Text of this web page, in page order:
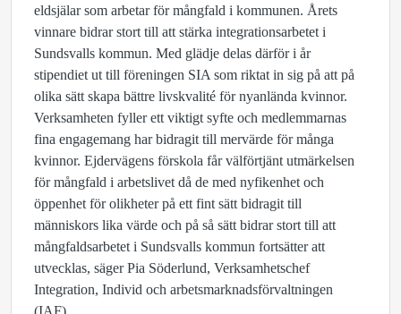
eldsjälar som arbetar för mångfald i kommunen. Årets
vinnare bidrar stort till att stärka integrationsarbetet i
Sundsvalls kommun. Med glädje delas därför i år
stipendiet ut till föreningen SIA som riktat in sig på att på
olika sätt skapa bättre livskvalité för nyanlända kvinnor.
Verksamheten fyller ett viktigt syfte och medlemmarnas
fina engagemang har bidragit till mervärde för många
kvinnor. Ejdervägens förskola får välförtjänt utmärkelsen
för mångfald i arbetslivet då de med nyfikenhet och
öppenhet för olikheter på ett fint sätt bidragit till
människors lika värde och på så sätt bidrar stort till att
mångfaldsarbetet i Sundsvalls kommun fortsätter att
utvecklas, säger Pia Söderlund, Verksamhetschef
Integration, Individ och arbetsmarknadsförvaltningen
(IAF).